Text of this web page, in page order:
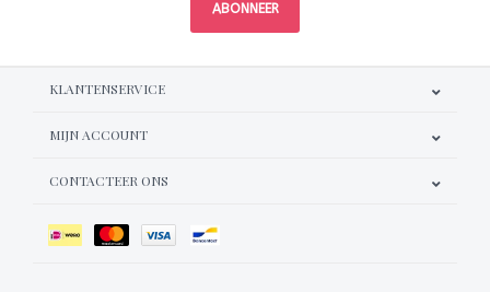
ABONNEER
KLANTENSERVICE
MIJN ACCOUNT
CONTACTEER ONS